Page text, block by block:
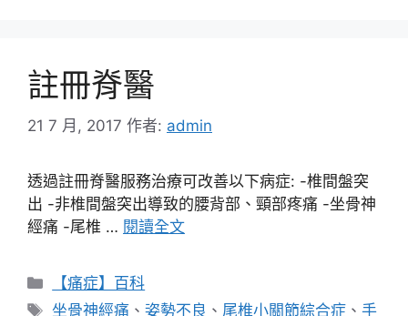
註冊脊醫
21 7 月, 2017 作者: admin
透過註冊脊醫服務治療可改善以下病症: -椎間盤突
出 -非椎間盤突出導致的腰背部、頸部疼痛 -坐骨神
經痛 -尾椎 … 閱讀全文
分
類
【痛症】百科
標
坐骨神經痛 、姿勢不良 、 尾椎小關節綜合症 、手